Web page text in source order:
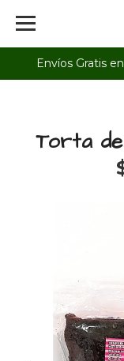
Envíos Gratis
Torta